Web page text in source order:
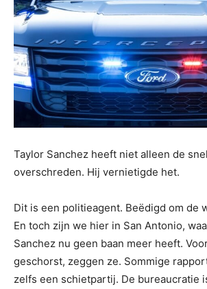
Taylor Sanchez heeft niet alleen de
overschreden. Hij vernietigde het.
Dit is een politieagent. Beëdigd om de
En toch zijn we hier in San Antonio,
Sanchez nu geen baan meer heeft.
geschorst, zeggen ze. Sommige
zelfs een schietpartij. De bureaucratie